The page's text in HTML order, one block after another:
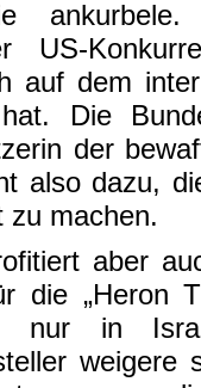
US-
auf dem
Die
der
also dazu,
zu machen.
aber
die „Heron
nur in
weigere